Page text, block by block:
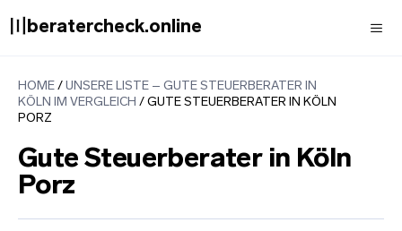
Inhalt〣beratercheck.online
HOME / UNSERE LISTE – GUTE STEUERBERATER IN
KÖLN IM VERGLEICH / GUTE STEUERBERATER IN KÖLN
PORZ
Gute Steuerberater in Köln
Porz